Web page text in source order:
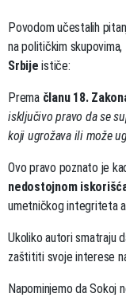
Povodom učestalih
na političkim skupovima,
Srbije ističe:
Prema članu 18.
isključivo pravo da se
koji ugrožava ili može
Ovo pravo poznato je
nedostojnom
umetničkog integriteta
Ukoliko autori smatraju
zaštititi svoje interese
Napominjemo da Sokoj